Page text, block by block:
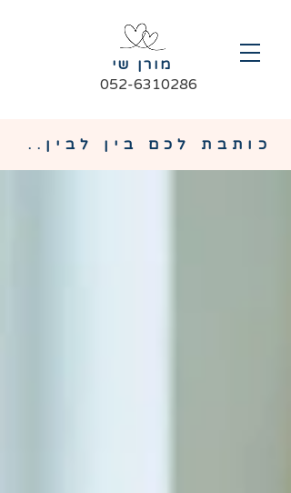
מורן שי
052-6310286
כותבת לכם בין לבין..